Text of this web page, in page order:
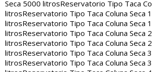
Seca 5000 litrosReservatorio Tipo Taca
litrosReservatorio Tipo Taca Coluna Seca
litrosReservatorio Tipo Taca Coluna Seca
litrosReservatorio Tipo Taca Coluna Seca
litrosReservatorio Tipo Taca Coluna Seca
litrosReservatorio Tipo Taca Coluna Seca
litrosReservatorio Tipo Taca Coluna Seca